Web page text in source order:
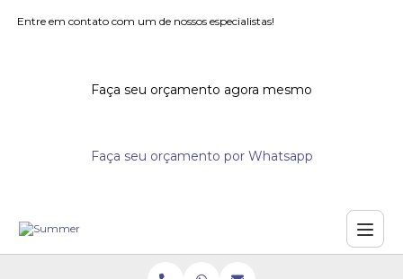
Entre em contato com um de nossos especialistas!
Faça seu orçamento agora mesmo
Faça seu orçamento por Whatsapp